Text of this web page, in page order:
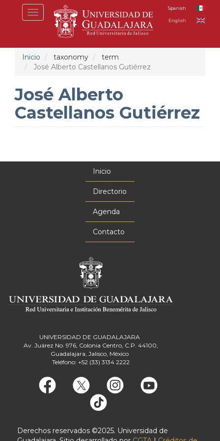
Toggle
navigation
Spanish
English
Inicio taxonomy
term
José Alberto Castellanos Gutiérrez
José Alberto
Castellanos Gutiérrez
Inicio
Directorio
Agenda
Contacto
UNIVERSIDAD DE GUADALAJARA
Av. Juárez No. 976, Colonia Centro, C.P. 44100,
Guadalajara, Jalisco, México
Teléfono: +52 (33) 3134 2222
Derechos reservados ©2025. Universidad de